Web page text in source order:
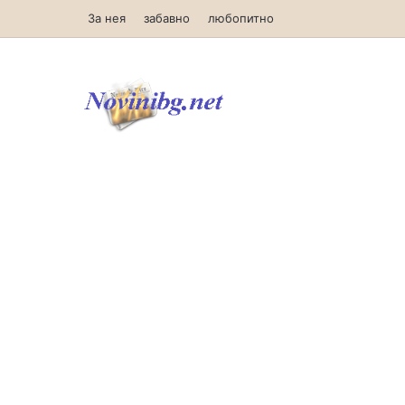
За нея забавно любопитно